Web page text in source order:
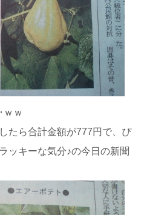
ｗｗ
たら合計金額が777円で、ぴ
ッキーな気分♪の今日の新聞